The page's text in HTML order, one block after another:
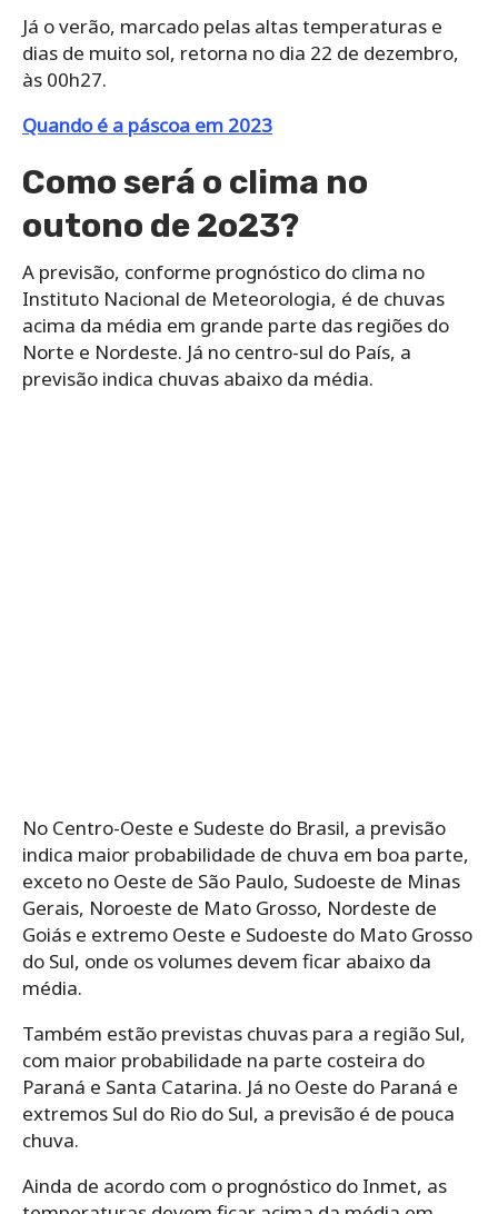
Já o verão, marcado pelas altas temperaturas e
dias de muito sol, retorna no dia 22 de dezembro,
às 00h27.
Quando é a páscoa em 2023
Como será o clima no
outono de 2o23?
A previsão, conforme prognóstico do clima no
Instituto Nacional de Meteorologia, é de chuvas
acima da média em grande parte das regiões do
Norte e Nordeste. Já no centro-sul do País, a
previsão indica chuvas abaixo da média.
No Centro-Oeste e Sudeste do Brasil, a previsão
indica maior probabilidade de chuva em boa parte,
exceto no Oeste de São Paulo, Sudoeste de Minas
Gerais, Noroeste de Mato Grosso, Nordeste de
Goiás e extremo Oeste e Sudoeste do Mato Grosso
do Sul, onde os volumes devem ficar abaixo da
média.
Também estão previstas chuvas para a região Sul,
com maior probabilidade na parte costeira do
Paraná e Santa Catarina. Já no Oeste do Paraná e
extremos Sul do Rio do Sul, a previsão é de pouca
chuva.
Ainda de acordo com o prognóstico do Inmet, as